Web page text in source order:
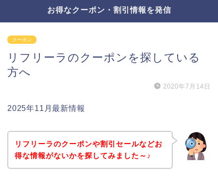
お得なクーポン・割引情報を発信
クーポン
リフリーラのクーポンを探している
方へ
2020年7月14日
2025年11月最新情報
リフリーラのクーポンや割引セールなどお
得な情報がないかを探してみました～♪